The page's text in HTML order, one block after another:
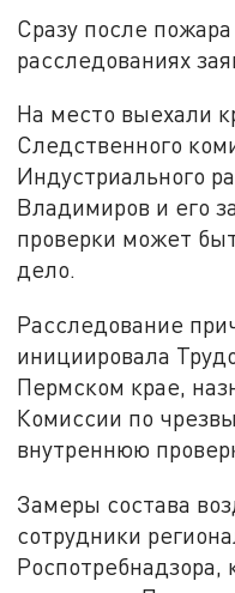
Сразу после
расследованиях
На место выехали
Следственного
Индустриального
Владимиров и его
проверки может
дело.
Расследование
инициировала
Пермском крае,
Комиссии по
внутреннюю
Замеры состава
сотрудники
Роспотребнадзора,